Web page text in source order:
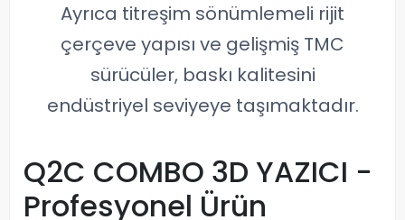
Ayrıca titreşim sönümlemeli rijit
çerçeve yapısı ve gelişmiş TMC
sürücüler, baskı kalitesini
endüstriyel seviyeye taşımaktadır.
Q2C COMBO 3D YAZICI -
Profesyonel Ürün